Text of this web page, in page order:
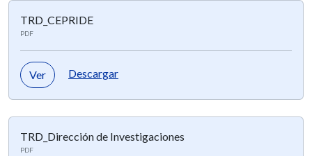
TRD_CEPRIDE
PDF
Ver Descargar
TRD_Dirección de Investigaciones
PDF